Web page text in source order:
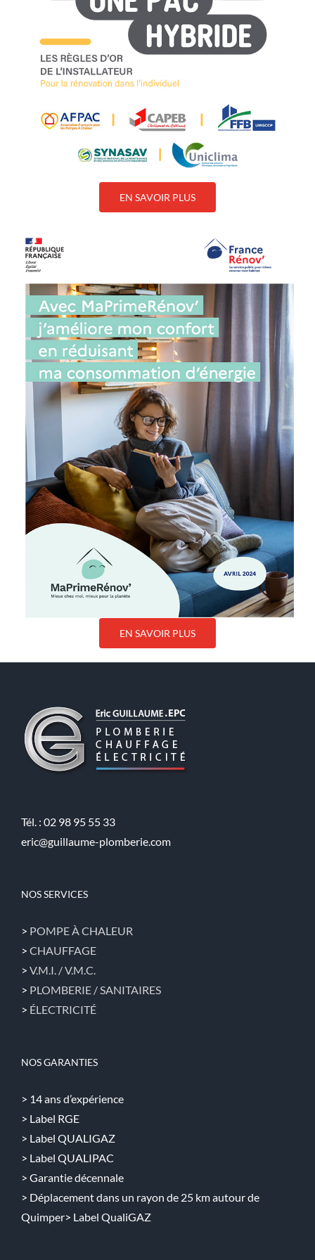
EN SAVOIR PLUS
EN SAVOIR PLUS
Tél. : 02 98 95 55 33
eric@guillaume-plomberie.com
NOS SERVICES
> POMPE À CHALEUR
> CHAUFFAGE
> V.M.I. / V.M.C.
> PLOMBERIE / SANITAIRES
> ÉLECTRICITÉ
NOS GARANTIES
> 14 ans d’expérience
> Label RGE
> Label QUALIGAZ
> Label QUALIPAC
> Garantie décennale
> Déplacement dans un rayon de 25 km autour de
Quimper> Label QualiGAZ